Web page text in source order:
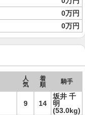
0万円
0万円
人
気
着
順
騎手
9 14
坂井 千
明
(53.0kg)